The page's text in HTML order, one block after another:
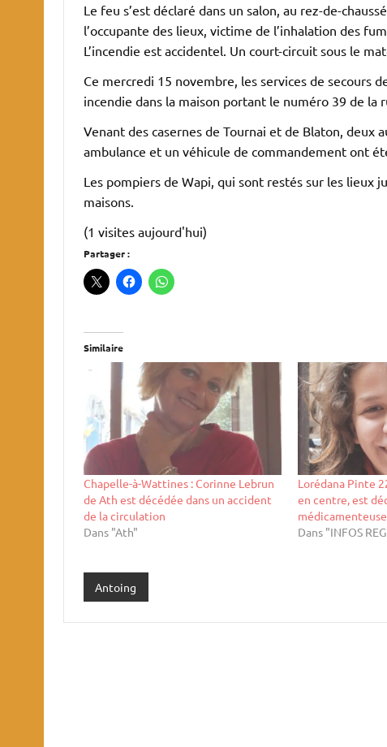
Le feu s’est déclaré dans un salon, au rez-de-
l’occupante des lieux, victime de l’inhalation des
L’incendie est accidentel. Un court-circuit sous le
Ce mercredi 15 novembre, les services de secours
incendie dans la maison portant le numéro 39 de la
Venant des casernes de Tournai et de Blaton, deux
ambulance et un véhicule de commandement ont
Les pompiers de Wapi, qui sont restés sur les lieux
maisons.
(1 visites aujourd'hui)
Partager :
Similaire
Chapelle-à-Wattines : Corinne Lebrun
de Ath est décédée dans un accident
de la circulation
Dans "Ath"
Lorédana Pinte
en centre, est
médicamenteuse
Dans "INFOS
Antoing